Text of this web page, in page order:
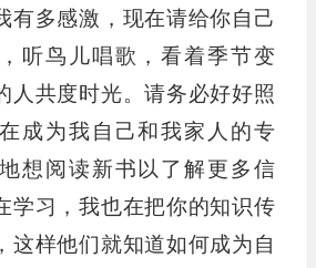
有多感激，现在请给你自己
听鸟儿唱歌，看着季节变
人共度时光。请务必好好照
成为我自己和我家人的专
想阅读新书以了解更多信
学习，我也在把你的知识传
这样他们就知道如何成为自